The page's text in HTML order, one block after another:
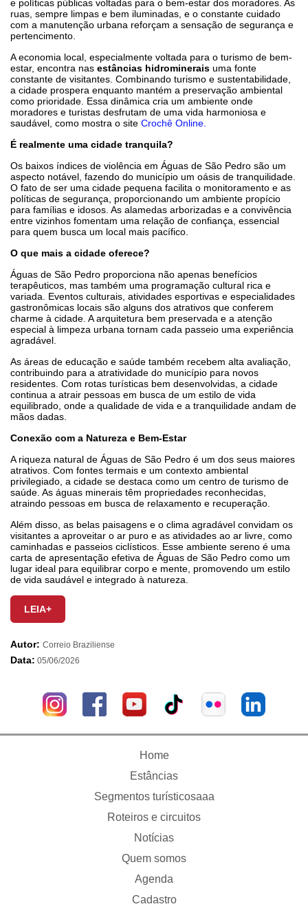
e políticas públicas voltadas para o bem-estar dos moradores. As
ruas, sempre limpas e bem iluminadas, e o constante cuidado
com a manutenção urbana reforçam a sensação de segurança e
pertencimento.
A economia local, especialmente voltada para o turismo de bem-
estar, encontra nas estâncias hidrominerais uma fonte
constante de visitantes. Combinando turismo e sustentabilidade,
a cidade prospera enquanto mantém a preservação ambiental
como prioridade. Essa dinâmica cria um ambiente onde
moradores e turistas desfrutam de uma vida harmoniosa e
saudável, como mostra o site Crochê Online.
É realmente uma cidade tranquila?
Os baixos índices de violência em Águas de São Pedro são um
aspecto notável, fazendo do município um oásis de tranquilidade.
O fato de ser uma cidade pequena facilita o monitoramento e as
políticas de segurança, proporcionando um ambiente propício
para famílias e idosos. As alamedas arborizadas e a convivência
entre vizinhos fomentam uma relação de confiança, essencial
para quem busca um local mais pacífico.
O que mais a cidade oferece?
Águas de São Pedro proporciona não apenas benefícios
terapêuticos, mas também uma programação cultural rica e
variada. Eventos culturais, atividades esportivas e especialidades
gastronômicas locais são alguns dos atrativos que conferem
charme à cidade. A arquitetura bem preservada e a atenção
especial à limpeza urbana tornam cada passeio uma experiência
agradável.
As áreas de educação e saúde também recebem alta avaliação,
contribuindo para a atratividade do município para novos
residentes. Com rotas turísticas bem desenvolvidas, a cidade
continua a atrair pessoas em busca de um estilo de vida
equilibrado, onde a qualidade de vida e a tranquilidade andam de
mãos dadas.
Conexão com a Natureza e Bem-Estar
A riqueza natural de Águas de São Pedro é um dos seus maiores
atrativos. Com fontes termais e um contexto ambiental
privilegiado, a cidade se destaca como um centro de turismo de
saúde. As águas minerais têm propriedades reconhecidas,
atraindo pessoas em busca de relaxamento e recuperação.
Além disso, as belas paisagens e o clima agradável convidam os
visitantes a aproveitar o ar puro e as atividades ao ar livre, como
caminhadas e passeios ciclísticos. Esse ambiente sereno é uma
carta de apresentação efetiva de Águas de São Pedro como um
lugar ideal para equilibrar corpo e mente, promovendo um estilo
de vida saudável e integrado à natureza.
LEIA+
Autor: Correio Braziliense
Data: 05/06/2026
Home
Estâncias
Segmentos turísticosaaa
Roteiros e circuitos
Notícias
Quem somos
Agenda
Cadastro